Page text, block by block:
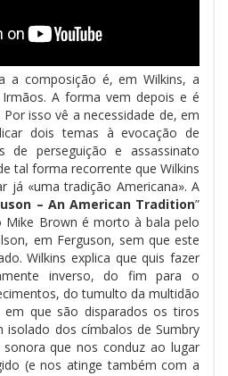
a composição é, em Wilkins, a
A forma vem depois e é
isso vê a necessidade de, em
dois temas à evocação de
de perseguição e assassinato
tal forma recorrente que Wilkins
já «uma tradição Americana». A
– An American Tradition”
Mike Brown é morto à bala pelo
em Ferguson, sem que este
Wilkins explica que quis fazer
inverso, do fim para o
do tumulto da multidão
que são disparados os tiros
isolado dos címbalos de Sumbry
que nos conduz ao lugar
(e nos atinge também com a